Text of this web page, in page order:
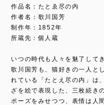
作品名：たとゑ尽の内
作者名：歌川国芳
制作年：1852年
所蔵先：個人蔵
いつの時代も人々を魅了して
歌川国芳も、猫好きの一人と
れている「たとえ尽の内」は
ざを絵で表現した、三枚続き
ポーズをみせつつ、表情は人